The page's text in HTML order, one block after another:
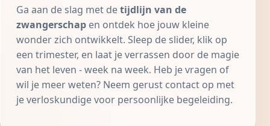
Ga aan de slag met detijdlijn van de
zwangerschapen ontdek hoe jouw kleine
wonder zich ontwikkelt. Sleep de slider, klik op
een trimester, en laat je verrassen door de magie
van het leven - week na week. Heb je vragen of
wil je meer weten? Neem gerust contact op met
je verloskundige voor persoonlijke begeleiding.